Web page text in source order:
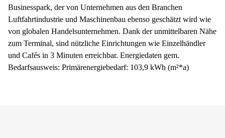
Businesspark, der von Unternehmen aus den Branchen
Luftfahrtindustrie und Maschinenbau ebenso geschätzt wird wie
von globalen Handelsunternehmen. Dank der unmittelbaren Nähe
zum Terminal, sind nützliche Einrichtungen wie Einzelhändler
und Cafés in 3 Minuten erreichbar. Energiedaten gem.
Bedarfsausweis: Primärenergiebedarf: 103,9 kWh (m²*a)